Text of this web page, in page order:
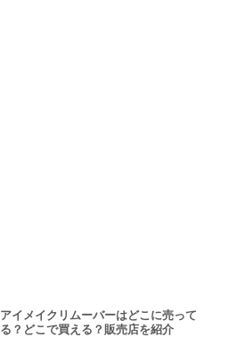
アイメイクリムーバーはどこに売って
る？どこで買える？販売店を紹介